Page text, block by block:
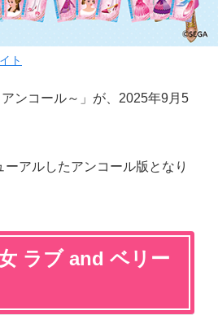
ト
アンコール～」が、2025年9月5
アルしたアンコール版となり
ラブ and ベリー